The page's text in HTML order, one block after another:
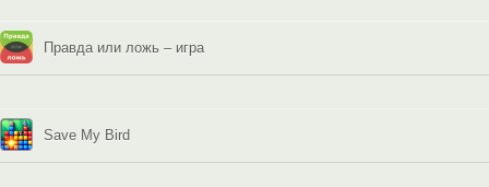
Правда или ложь – игра
Save My Bird